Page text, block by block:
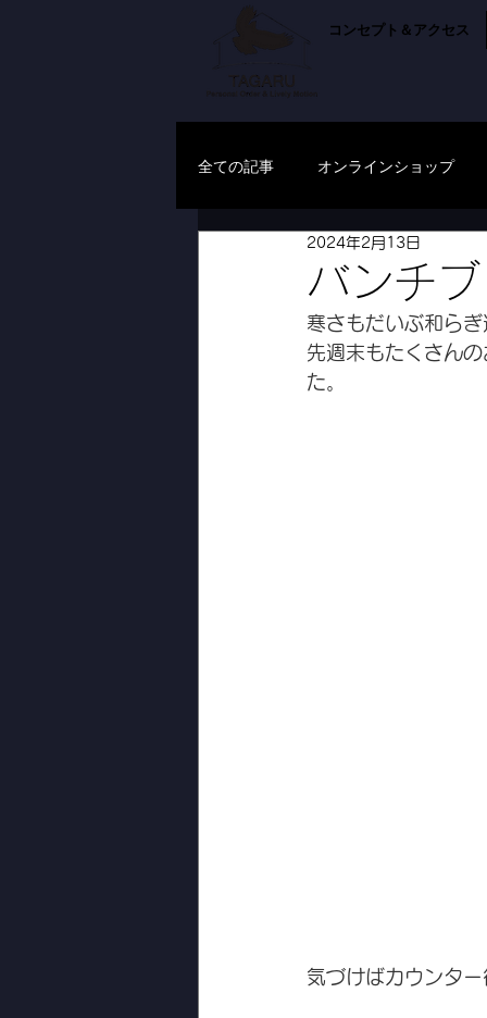
コンセプト＆アクセス
全ての記事 オンラインショップ
バンチ
2024年2月13日
寒さもだいぶ和ら
先週末もたくさん
た。
気づけばカウンタ